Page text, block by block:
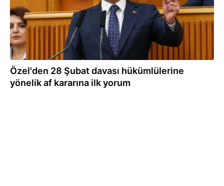
Özel'den 28 Şubat davası hükümlülerine
yönelik af kararına ilk yorum